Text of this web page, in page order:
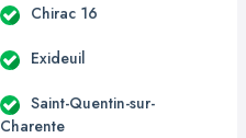
Chirac 16
Exideuil
Saint-Quentin-sur-
Charente